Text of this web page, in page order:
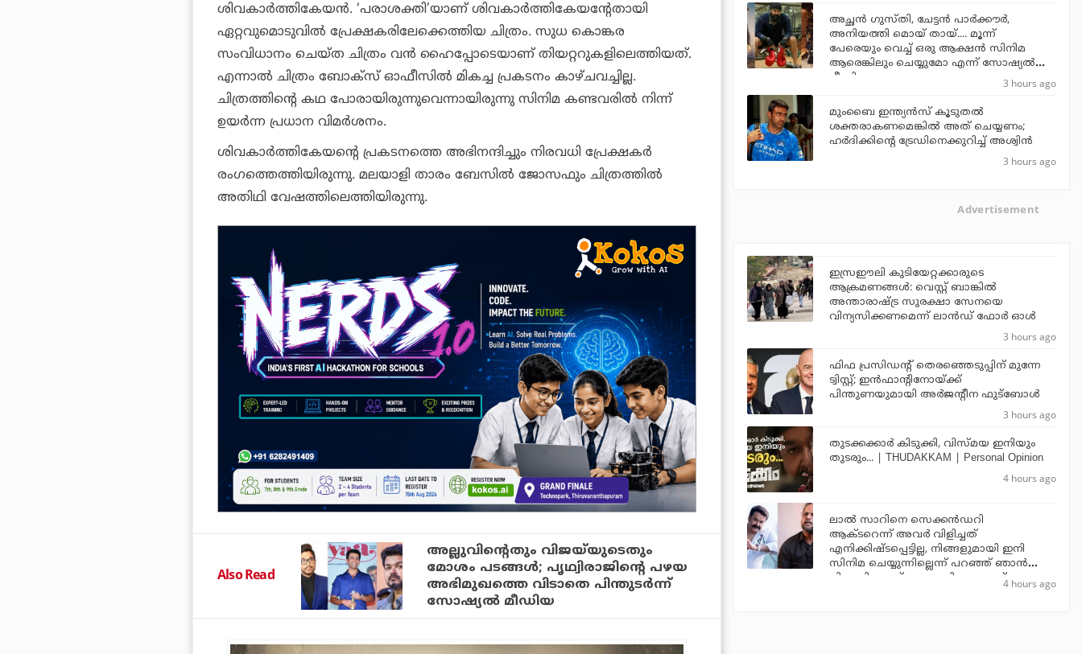
ശിവകാർത്തികേയൻ. ‘പരാശക്തി’യാണ് ശിവകാർത്തികേയന്റേതായി
ഏറ്റവുമൊടുവിൽ പ്രേക്ഷകരിലേക്കെത്തിയ ചിത്രം. സുധ കൊങ്കര
സംവിധാനം ചെയ്ത ചിത്രം വൻ ഹൈപ്പോടെയാണ് തിയറ്ററുകളിലെത്തിയത്.
എന്നാൽ ചിത്രം ബോക്സ് ഓഫീസിൽ മികച്ച പ്രകടനം കാഴ്ചവച്ചില്ല.
ചിത്രത്തിന്റെ കഥ പോരായിരുന്നുവെന്നായിരുന്നു സിനിമ കണ്ടവരിൽ നിന്ന്
ഉയർന്ന പ്രധാന വിമർശനം.
ശിവകാർത്തികേയന്റെ പ്രകടനത്തെ അഭിനന്ദിച്ചും നിരവധി പ്രേക്ഷകർ
രംഗത്തെത്തിയിരുന്നു. മലയാളി താരം ബേസിൽ ജോസഫും ചിത്രത്തിൽ
അതിഥി വേഷത്തിലെത്തിയിരുന്നു.
Also Read
അല്ലുവിന്റെതും വിജയ്‌യുടെതും
മോശം പടങ്ങള്‍; പൃഥ്വിരാജിന്റെ പഴയ
അഭിമുഖത്തെ വിടാതെ പിന്തുടര്‍ന്ന്
സോഷ്യല്‍ മീഡിയ
അച്ഛന്‍ ഗുസ്തി, ചേട്ടന്‍ പാര്‍ക്കൗര്‍,
അനിയത്തി മൊയ് തായ്.... മൂന്ന്
പേരെയും വെച്ച് ഒരു ആക്ഷന്‍ സിനിമ
ആരെങ്കിലും ചെയ്യുമോ എന്ന് സോഷ്യല്‍
മീഡിയ
3 hours ago
മുംബൈ ഇന്ത്യന്‍സ് കൂടുതല്‍
ശക്തരാകണമെങ്കില്‍ അത് ചെയ്യണം;
ഹര്‍ദിക്കിന്റെ ട്രേഡിനെക്കുറിച്ച് അശ്വിന്‍
3 hours ago
Advertisement
ഇസ്രഈലി കുടിയേറ്റക്കാരുടെ
ആക്രമണങ്ങള്‍: വെസ്റ്റ് ബാങ്കില്‍
അന്താരാഷ്ട്ര സുരക്ഷാ സേനയെ
വിന്യസിക്കണമെന്ന് ലാന്‍ഡ് ഫോര്‍ ഓള്‍
3 hours ago
ഫിഫ പ്രസിഡന്റ് തെരഞ്ഞെടുപ്പിന് മുന്നേ
ട്വിസ്റ്റ്; ഇന്‍ഫാന്റിനോയ്ക്ക്
പിന്തുണയുമായി അര്‍ജന്റീന ഫുട്‌ബോള്‍
3 hours ago
തുടക്കക്കാര്‍ കിടുക്കി, വിസ്മയ ഇനിയും
തുടരും... | THUDAKKAM | Personal Opinion
4 hours ago
ലാല്‍ സാറിനെ സെക്കന്‍ഡറി
ആക്ടറെന്ന് അവര്‍ വിളിച്ചത്
എനിക്കിഷ്ടപ്പെട്ടില്ല, നിങ്ങളുമായി ഇനി
സിനിമ ചെയ്യുന്നില്ലെന്ന് പറഞ്ഞ് ഞാന്‍
പിന്മാറി: ജൂഡ് ആന്തണി ജോസഫ്4 hours ago